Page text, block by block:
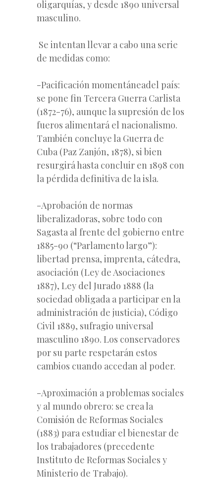
oligarquías, y desde 1890 universal
masculino.
Se intentan llevar a cabo una serie
de medidas como:
-Pacificación momentáneadel país:
se pone fin Tercera Guerra Carlista
(1872-76), aunque la supresión de los
fueros alimentará el nacionalismo.
También concluye la Guerra de
Cuba (Paz Zanjón, 1878), si bien
resurgirá hasta concluir en 1898 con
la pérdida definitiva de la isla.
-Aprobación de normas
liberalizadoras, sobre todo con
Sagasta al frente del gobierno entre
1885-90 (“Parlamento largo”):
libertad prensa, imprenta, cátedra,
asociación (Ley de Asociaciones
1887), Ley del Jurado 1888 (la
sociedad obligada a participar en la
administración de justicia), Código
Civil 1889, sufragio universal
masculino 1890. Los conservadores
por su parte respetarán estos
cambios cuando accedan al poder.
-Aproximación a problemas sociales
y al mundo obrero: se crea la
Comisión de Reformas Sociales
(1883) para estudiar el bienestar de
los trabajadores (precedente
Instituto de Reformas Sociales y
Ministerio de Trabajo).